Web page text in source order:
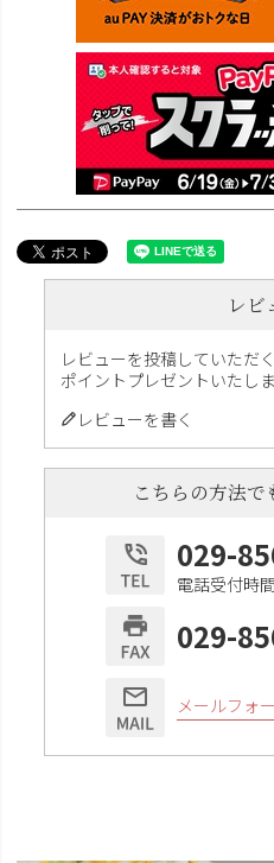
レビ
レビューを投稿していただ
ポイントプレゼントいたしま
レビューを書く
こちらの方法
029-
電話受付時
029-
メールフォ